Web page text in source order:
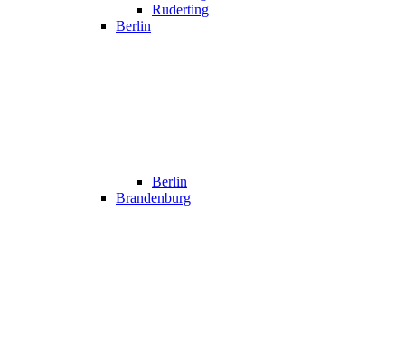
Ruderting
Berlin
Berlin
Brandenburg